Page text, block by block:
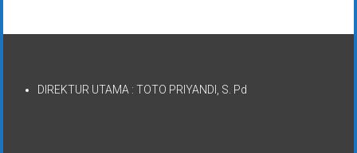
DIREKTUR UTAMA : TOTO PRIYANDI, S. Pd